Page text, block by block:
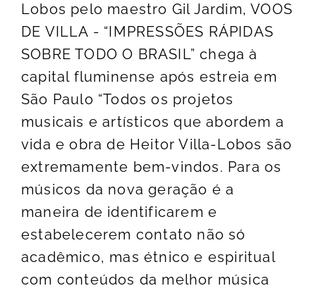
Lobos pelo maestro Gil Jardim, VOOS
DE VILLA - “IMPRESSÕES RÁPIDAS
SOBRE TODO O BRASIL” chega à
capital fluminense após estreia em
São Paulo “Todos os projetos
musicais e artísticos que abordem a
vida e obra de Heitor Villa-Lobos são
extremamente bem-vindos. Para os
músicos da nova geração é a
maneira de identificarem e
estabelecerem contato não só
acadêmico, mas étnico e espiritual
com conteúdos da melhor música